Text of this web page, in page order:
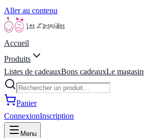
Aller au contenu
Accueil
Produits
Listes de cadeauxBons cadeauxLe magasin
Panier
ConnexionInscription
Menu